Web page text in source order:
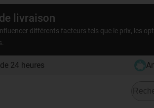
livraison
différents facteurs tels que le prix, les
24 heures